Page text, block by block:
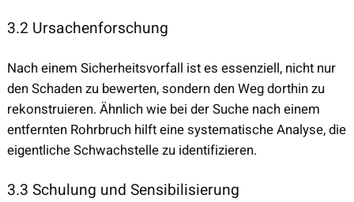
3.2 Ursachenforschung
Nach einem Sicherheitsvorfall ist es essenziell, nicht nur
den Schaden zu bewerten, sondern den Weg dorthin zu
rekonstruieren. Ähnlich wie bei der Suche nach einem
entfernten Rohrbruch hilft eine systematische Analyse, die
eigentliche Schwachstelle zu identifizieren.
3.3 Schulung und Sensibilisierung